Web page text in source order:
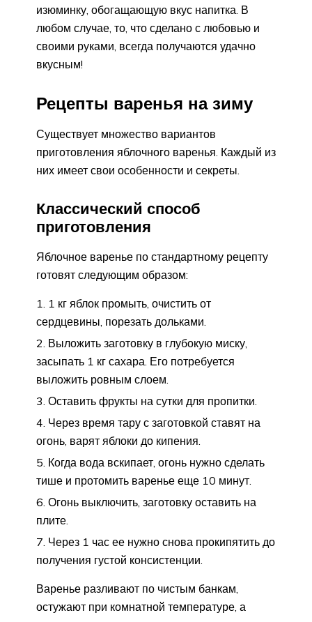
изюминку, обогащающую вкус напитка. В
любом случае, то, что сделано с любовью и
своими руками, всегда получаются удачно
вкусным!
Рецепты варенья на зиму
Существует множество вариантов
приготовления яблочного варенья. Каждый из
них имеет свои особенности и секреты.
Классический способ
приготовления
Яблочное варенье по стандартному рецепту
готовят следующим образом:
1 кг яблок промыть, очистить от
сердцевины, порезать дольками.
Выложить заготовку в глубокую миску,
засыпать 1 кг сахара. Его потребуется
выложить ровным слоем.
Оставить фрукты на сутки для пропитки.
Через время тару с заготовкой ставят на
огонь, варят яблоки до кипения.
Когда вода вскипает, огонь нужно сделать
тише и протомить варенье еще 10 минут.
Огонь выключить, заготовку оставить на
плите.
Через 1 час ее нужно снова прокипятить до
получения густой консистенции.
Варенье разливают по чистым банкам,
остужают при комнатной температуре, а